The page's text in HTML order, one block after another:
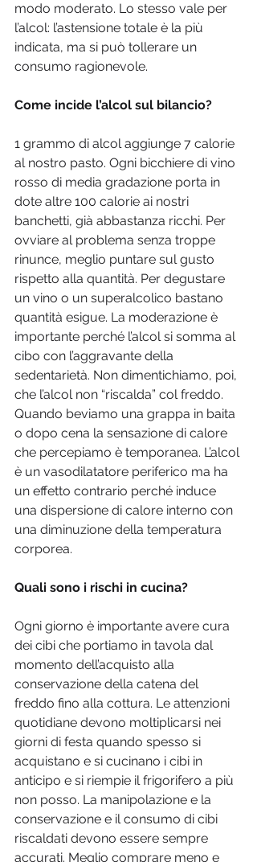
modo moderato. Lo stesso vale per
l’alcol: l’astensione totale è la più
indicata, ma si può tollerare un
consumo ragionevole.
Come incide l’alcol sul bilancio?
1 grammo di alcol aggiunge 7 calorie
al nostro pasto. Ogni bicchiere di vino
rosso di media gradazione porta in
dote altre 100 calorie ai nostri
banchetti, già abbastanza ricchi. Per
ovviare al problema senza troppe
rinunce, meglio puntare sul gusto
rispetto alla quantità. Per degustare
un vino o un superalcolico bastano
quantità esigue. La moderazione è
importante perché l’alcol si somma al
cibo con l’aggravante della
sedentarietà. Non dimentichiamo, poi,
che l’alcol non “riscalda” col freddo.
Quando beviamo una grappa in baita
o dopo cena la sensazione di calore
che percepiamo è temporanea. L’alcol
è un vasodilatatore periferico ma ha
un effetto contrario perché induce
una dispersione di calore interno con
una diminuzione della temperatura
corporea.
Quali sono i rischi in cucina?
Ogni giorno è importante avere cura
dei cibi che portiamo in tavola dal
momento dell’acquisto alla
conservazione della catena del
freddo fino alla cottura. Le attenzioni
quotidiane devono moltiplicarsi nei
giorni di festa quando spesso si
acquistano e si cucinano i cibi in
anticipo e si riempie il frigorifero a più
non posso. La manipolazione e la
conservazione e il consumo di cibi
riscaldati devono essere sempre
accurati. Meglio comprare meno e